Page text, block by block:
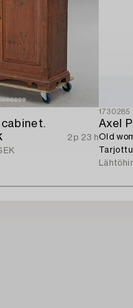
2p 23 h
1730285
Axel
Old
Tarjottu